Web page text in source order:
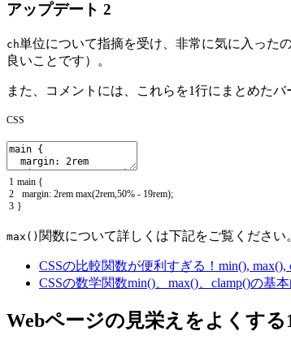
アップデート 2
ch単位について指摘を受け、非常に気に入ったの
良いことです）。
また、コメントには、これらを1行にまとめたバ
CSS
1
2
3
main {
margin: 2rem max(2rem 50% - 19rem);
}
max() 関数について詳しくは下記をご覧ください
CSSの比較関数が便利すぎる！min(),
CSSの数学関数min()、max()、clamp()の基
Webページの見栄えをよくする